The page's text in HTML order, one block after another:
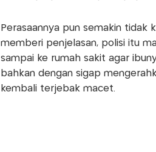
Perasaannya pun semakin tidak
memberi penjelasan, polisi itu
sampai ke rumah sakit agar
bahkan dengan sigap
kembali terjebak macet.